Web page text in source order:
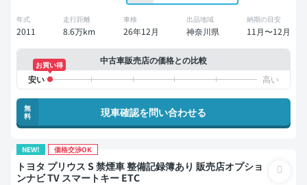
年式
2011
走行距離
8.6万km
車検
26年12月
出品地域
神奈川県
納期の目安
11月〜12月
中古車販売店の価格との比較
お買い得
無
料
現車確認を問い合わせる
NEW! 価格交渉OK
トヨタ プリウス S 禁煙車 整備記録簿あり 販売店オプショ
ンナビ TV スマートキー ETC